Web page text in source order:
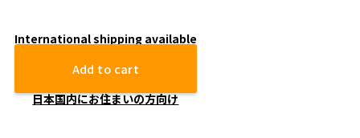
International shipping available
Add to cart
日本国内にお住まいの方向け